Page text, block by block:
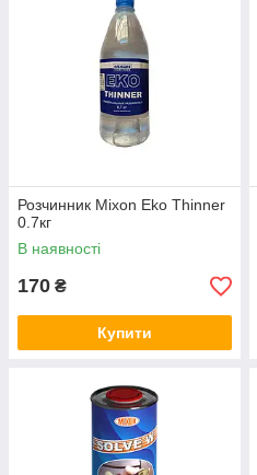
Розчинник Mixon Eko Thinner
0.7кг
В наявності
170 ₴
Купити